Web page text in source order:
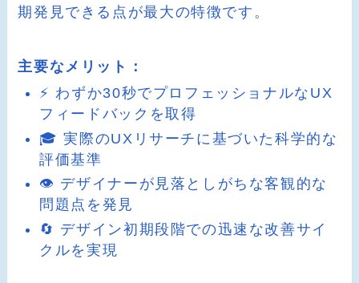
期発見できる点が最大の特徴です。
主要なメリット：
⚡ わずか30秒でプロフェッショナルなUX
フィードバックを取得
🎓 実際のUXリサーチに基づいた科学的な
評価基準
👁️ デザイナーが見落としがちな客観的な
問題点を発見
🔄 デザイン初期段階での迅速な改善サイ
クルを実現